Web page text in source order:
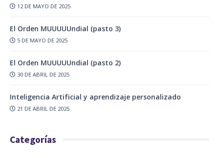
12 DE MAYO DE 2025
El Orden MUUUUUndial (pasto 3)
5 DE MAYO DE 2025
El Orden MUUUUUndial (pasto 2)
30 DE ABRIL DE 2025
Inteligencia Artificial y aprendizaje personalizado
21 DE ABRIL DE 2025
Categorías